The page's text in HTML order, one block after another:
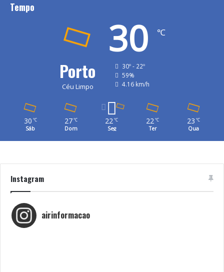
Tempo
Porto
Céu Limpo
30 ℃
30º - 22º
59%
4.16 km/h
30 ℃
Sáb
27 ℃
Dom
22℃
Seg
22℃
Ter
23 ℃
Qua
Instagram
airinformacao